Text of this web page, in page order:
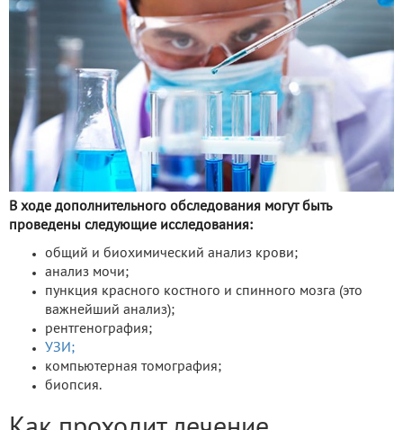
В ходе дополнительного обследования могут быть
проведены следующие исследования:
общий и биохимический анализ крови;
анализ мочи;
пункция красного костного и спинного мозга (это
важнейший анализ);
рентгенография;
УЗИ;
компьютерная томография;
биопсия.